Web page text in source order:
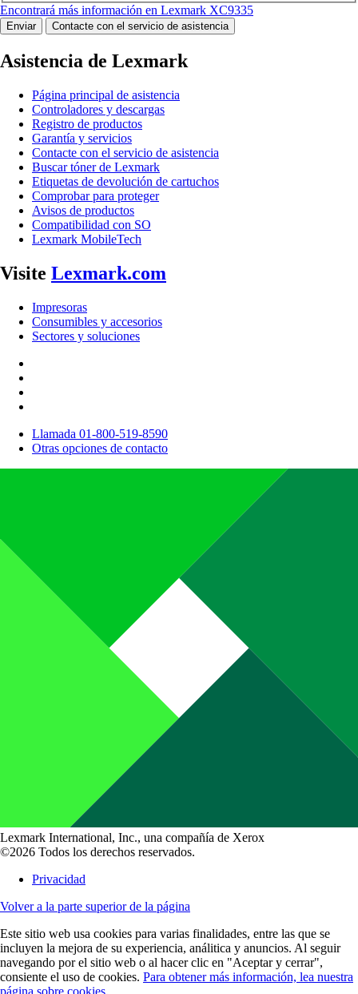
Encontrará más información en Lexmark XC9335
Enviar Contacte con el servicio de asistencia
Asistencia de Lexmark
Página principal de asistencia
Controladores y descargas
Registro de productos
Garantía y servicios
Contacte con el servicio de asistencia
Buscar tóner de Lexmark
Etiquetas de devolución de cartuchos
Comprobar para proteger
Avisos de productos
Compatibilidad con SO
Lexmark MobileTech
Visite Lexmark.com
Impresoras
Consumibles y accesorios
Sectores y soluciones
Llamada 01-800-519-8590
Otras opciones de contacto
Lexmark International, Inc., una compañía de Xerox
©2026 Todos los derechos reservados.
Privacidad
Volver a la parte superior de la página
Este sitio web usa cookies para varias finalidades, entre las que se
incluyen la mejora de su experiencia, análitica y anuncios. Al seguir
navegando por el sitio web o al hacer clic en "Aceptar y cerrar",
consiente el uso de cookies. Para obtener más información, lea nuestra
página sobre cookies.